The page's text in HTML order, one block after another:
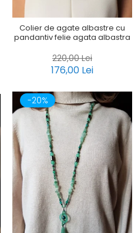
Colier de agate albastre cu
pandantiv felie agata albastra
220,00 Lei
176,00 Lei
-20%